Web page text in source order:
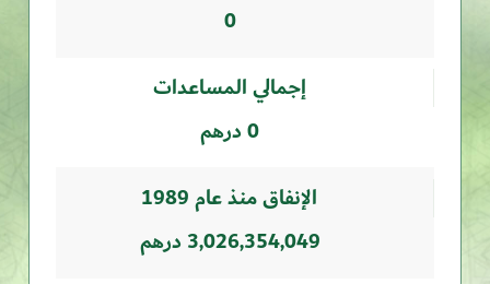
0
إجمالي المساعدات
0 درهم
الإنفاق منذ عام 1989
3,026,354,049 درهم